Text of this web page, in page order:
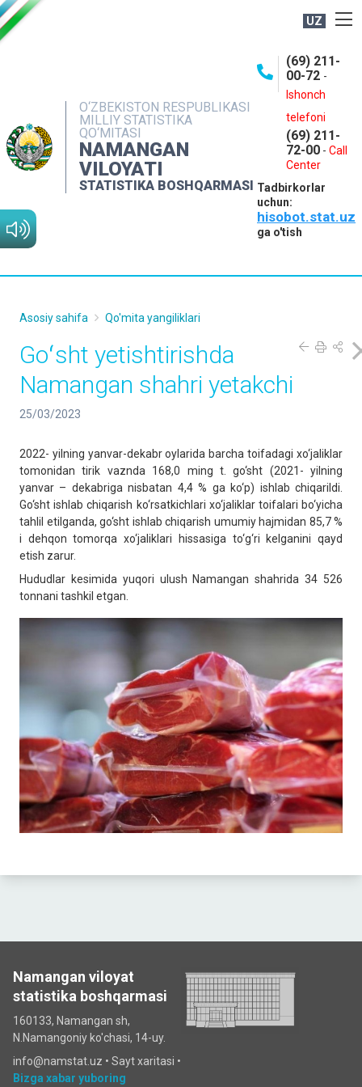
UZ
O‘ZBEKISTON RESPUBLIKASI
MILLIY STATISTIKA
QO‘MITASI
NAMANGAN
VILOYATI
STATISTIKA BOSHQARMASI
(69) 211-
00-72 -
Ishonch
telefoni
(69) 211-
72-00 - Call
Center
Tadbirkorlar
uchun:
hisobot.stat.uz
ga o'tish
NASHRLAR
INTERAKTIV XIZMATLAR
MATBUOT XIZMATI
MUROJAATLAR
Asosiy sahifa Qo'mita yangiliklari
Goʻsht yetishtirishda
Namangan shahri yetakchi
25/03/2023
2022- yilning yanvar-dekabr oylarida barcha toifadagi xo‘jaliklar
tomonidan tirik vaznda 168,0 ming t. go‘sht (2021- yilning
yanvar – dekabriga nisbatan 4,4 % ga ko‘p) ishlab chiqarildi.
Go‘sht ishlab chiqarish ko‘rsatkichlari xo‘jaliklar toifalari bo‘yicha
tahlil etilganda, go‘sht ishlab chiqarish umumiy hajmidan 85,7 %
i dehqon tomorqa xo‘jaliklari hissasiga to‘g‘ri kelganini qayd
etish zarur.
Hududlar kesimida yuqori ulush Namangan shahrida 34 526
tonnani tashkil etgan.
Namangan viloyat
statistika boshqarmasi
160133, Namangan sh,
N.Namangoniy ko'chasi, 14-uy.
info@namstat.uz • Sayt xaritasi •
Bizga xabar yuboring